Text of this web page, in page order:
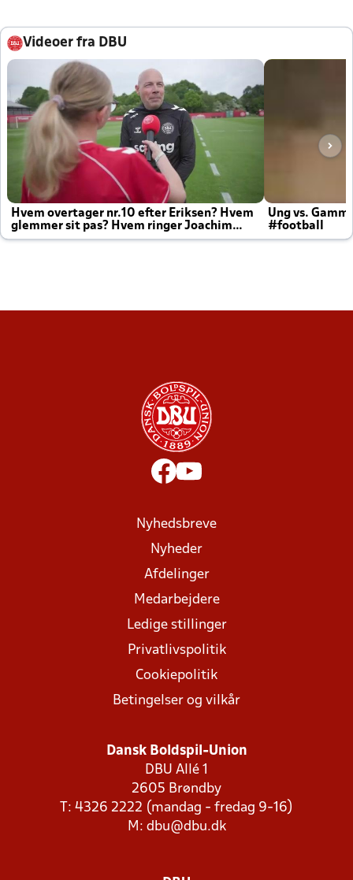
Videoer fra DBU
Hvem overtager nr.10 efter Eriksen? Hvem
glemmer sit pas? Hvem ringer Joachim
altid til efter kampe?
Ung vs.
#football
Nyhedsbreve
Nyheder
Afdelinger
Medarbejdere
Ledige stillinger
Privatlivspolitik
Cookiepolitik
Betingelser og vilkår
Dansk Boldspil-Union
DBU Allé 1
2605 Brøndby
T: 4326 2222 (mandag - fredag 9-16)
M: dbu@dbu.dk